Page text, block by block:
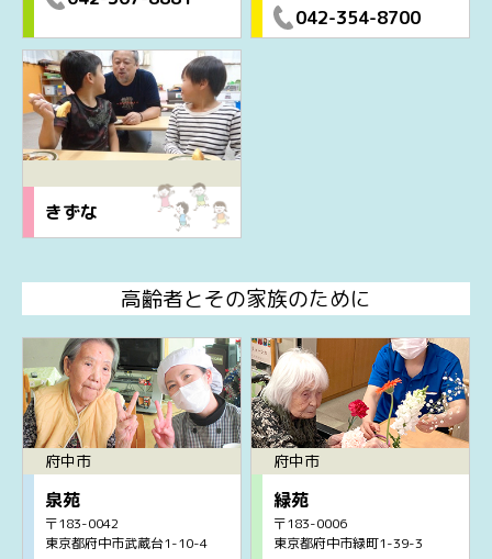
042-354-8700
きずな
高齢者とその家族のために
府中市
泉苑
〒183-0042
東京都府中市武蔵台1-10-4
府中市
緑苑
〒183-0006
東京都府中市緑町1-39-3